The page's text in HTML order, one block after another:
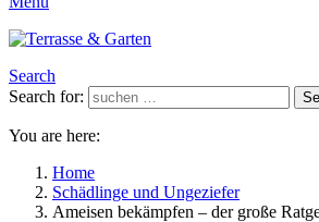
Search
Search for:
You are here:
Home
Schädlinge und Ungeziefer
Ameisen bekämpfen – der große